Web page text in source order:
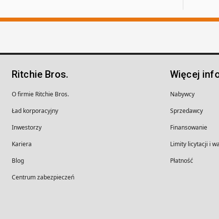
Ritchie Bros.
O firmie Ritchie Bros.
Ład korporacyjny
Inwestorzy
Kariera
Blog
Centrum zabezpieczeń
Więcej
Nabywcy
Sprzedawcy
Finansowanie
Limity licytacji i
Płatność